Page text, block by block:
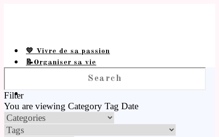
💛 Vivre de sa passion
📝Organiser sa vie
Filter
You are viewing Category Tag Date